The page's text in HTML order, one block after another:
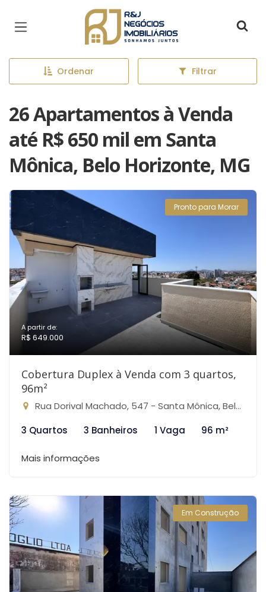
Página inicial
Ordenar Filtrar
26 Apartamentos à Venda
até R$ 650 mil em Santa
Mônica, Belo Horizonte, MG
Pronto para Morar
A partir de:
R$ 649.000
Cobertura Duplex à Venda com 3 quartos,
96m²
Rua Dorival Machado, 547 - Santa Mônica, Belo Horizonte-MG
3 Quartos
3 Banheiros 1 Vaga 96 m²
Mais informações
Em Construção